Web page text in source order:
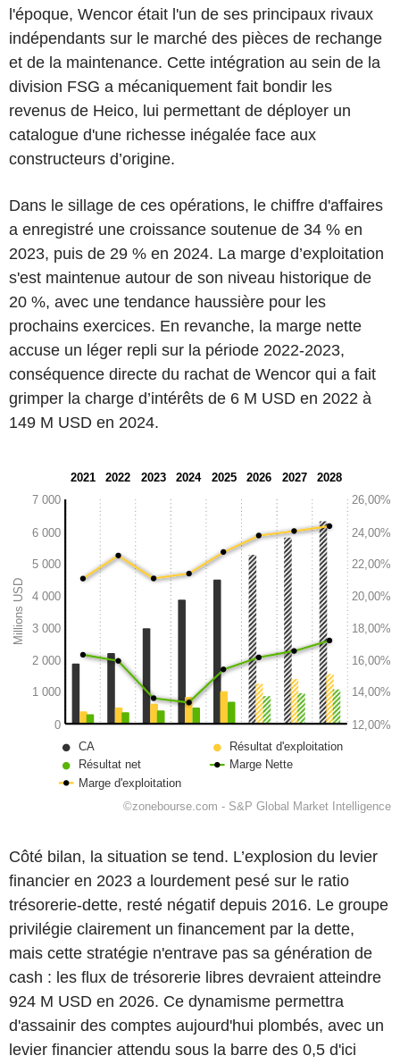
l'époque, Wencor était l'un de ses principaux rivaux
indépendants sur le marché des pièces de rechange
et de la maintenance. Cette intégration au sein de la
division FSG a mécaniquement fait bondir les
revenus de Heico, lui permettant de déployer un
catalogue d'une richesse inégalée face aux
constructeurs d’origine.
Dans le sillage de ces opérations, le chiffre d'affaires
a enregistré une croissance soutenue de 34 % en
2023, puis de 29 % en 2024. La marge d’exploitation
s'est maintenue autour de son niveau historique de
20 %, avec une tendance haussière pour les
prochains exercices. En revanche, la marge nette
accuse un léger repli sur la période 2022-2023,
conséquence directe du rachat de Wencor qui a fait
grimper la charge d’intérêts de 6 M USD en 2022 à
149 M USD en 2024.
Côté bilan, la situation se tend. L’explosion du levier
financier en 2023 a lourdement pesé sur le ratio
trésorerie-dette, resté négatif depuis 2016. Le groupe
privilégie clairement un financement par la dette,
mais cette stratégie n'entrave pas sa génération de
cash : les flux de trésorerie libres devraient atteindre
924 M USD en 2026. Ce dynamisme permettra
d'assainir des comptes aujourd'hui plombés, avec un
levier financier attendu sous la barre des 0,5 d'ici